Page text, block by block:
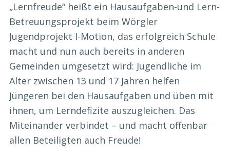
„Lernfreude“ heißt ein Hausaufgaben-und Lern-
Betreuungsprojekt beim Wörgler
Jugendprojekt I-Motion, das erfolgreich Schule
macht und nun auch bereits in anderen
Gemeinden umgesetzt wird: Jugendliche im
Alter zwischen 13 und 17 Jahren helfen
Jüngeren bei den Hausaufgaben und üben mit
ihnen, um Lerndefizite auszugleichen. Das
Miteinander verbindet – und macht offenbar
allen Beteiligten auch Freude!